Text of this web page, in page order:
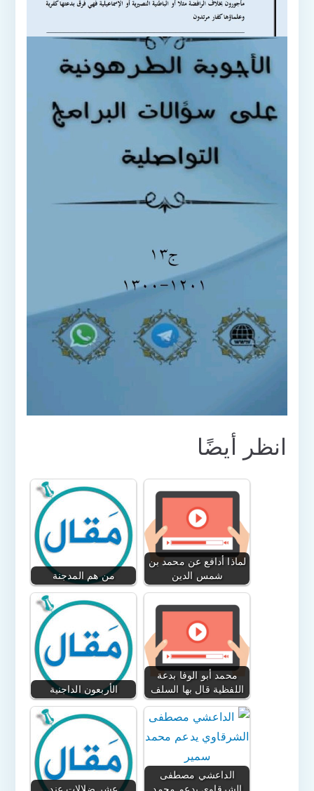
انظر أيضًا
من هم المدجنة
لماذا أدافع عن محمد بن
شمس الدين
الأربعون الداجنية
محمد أبو الوفا بدعة
اللفظية قال بها السلف
عشر ضلالات عند
الداعشي مصطفى
الشرقاوي يدعم محمد